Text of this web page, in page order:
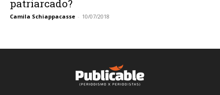
patriarcado?
Camila Schiappacasse - 10/07/2018